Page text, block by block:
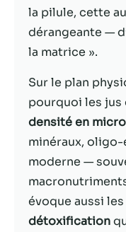
la pilule, cette
dérangeante —
la matrice ».
Sur le plan
pourquoi les jus
densité en
minéraux, oligo-
moderne —
évoque aussi les
détoxification